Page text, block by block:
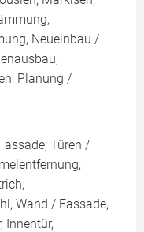
Neueinbau /
Planung /
Türen /
Wand / Fassade,
Innentür,